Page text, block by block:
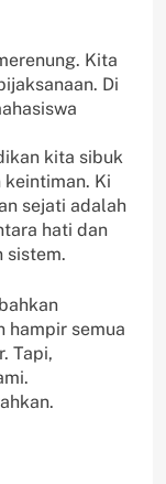
Kita
Di
kita sibuk
Ki
sejati adalah
hati dan
sistem.
hampir semua
Tapi,